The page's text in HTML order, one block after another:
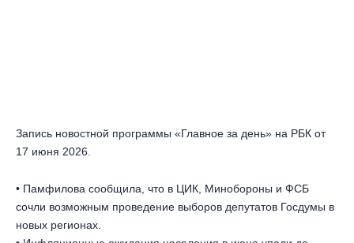
Запись новостной программы «Главное за день» на РБК от
17 июня 2026.
• Памфилова сообщила, что в ЦИК, Минобороны и ФСБ
сочли возможным проведение выборов депутатов Госдумы в
новых регионах.